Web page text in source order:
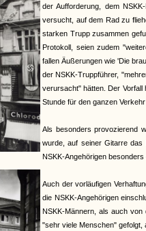
der Aufforderung, dem
versucht, auf dem Rad zu
starken Trupp zusammen
Protokoll, seien zudem
fallen Äußerungen wie 'Die
der NSKK-Truppführer,
verursacht" hätten. Der
Stunde für den ganzen
Als besonders provozierend
wurde, auf seiner Gitarre das
NSKK-Angehörigen
Auch der vorläufigen
die NSKK-Angehörigen
NSKK-Männern, als auch
"sehr viele Menschen" gefolgt,